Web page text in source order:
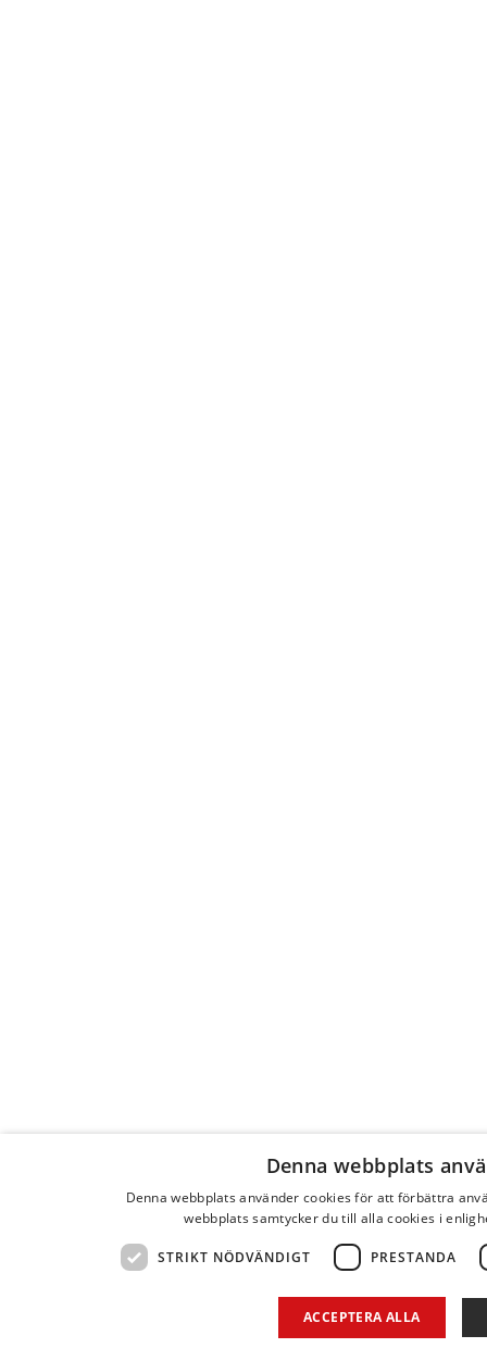
Denna webbplats
Denna webbplats använder cookies för att förbättra
webbplats samtycker du till alla cookies i
STRIKT NÖDVÄNDIGT PRESTANDA
ACCEPTERA ALLA